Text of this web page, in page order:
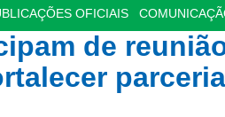
OFICIAIS
de